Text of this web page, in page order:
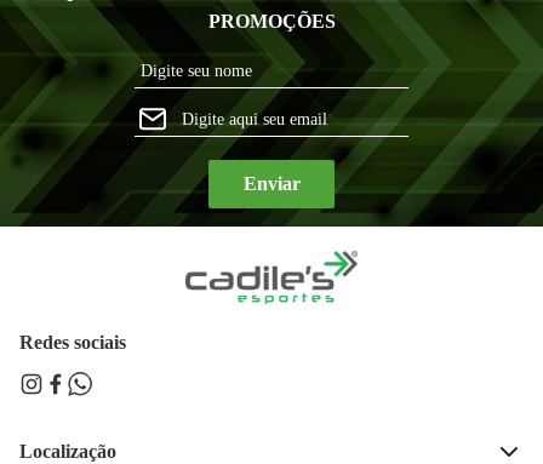
PROMOÇÕES
Enviar
Redes sociais
Localização